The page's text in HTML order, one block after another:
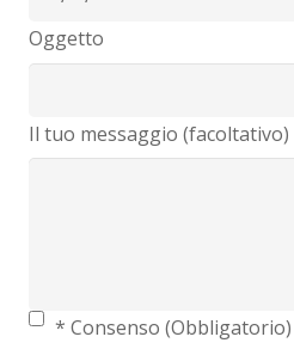
Oggetto
Il tuo messaggio (facoltativo)
* Consenso (Obbligatorio)